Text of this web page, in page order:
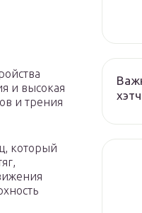
и высокая
и трения
который